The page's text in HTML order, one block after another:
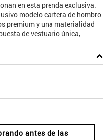
en esta prenda exclusiva.
modelo cartera de hombro
premium y una materialidad
de vestuario única,
antes de las